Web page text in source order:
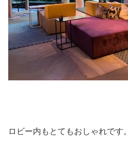
ロビー内もとてもおしゃれです。